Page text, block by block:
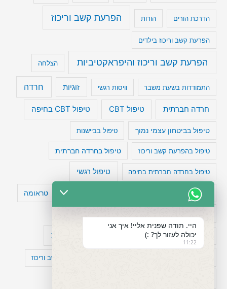
הדרכת הורים הורות הפרעת קשב וריכוז
הפרעת קשב וריכוז בילדים
הפרעת קשב וריכוז והיפראקטיביות הצלחה
התמודדות בשעת משבר וויסות רגשי זוגיות חרדה
חרדה חברתית טיפול CBT טיפול CBT בחיפה
טיפול בביטחון עצמי נמוך טיפול בביישנות
טיפול בהפרעת קשב וריכוז טיפול בחרדה חברתית
טיפול בחרדה חברתית בחיפה טיפול רגשי
טיפול תרופתי להפרעת קשב טעויות חשיבה טראומה
מפורסמים עם הפרעת קשב עיצות
קומורבידיות להפרעת קשב וריכוז
היי. תודה שפנית אליי! איך אני
יכולה לעזור לך? :)
11:22